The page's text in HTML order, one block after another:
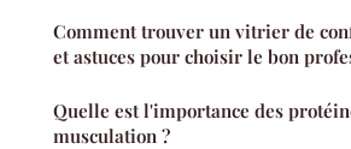
Comment trouver un vitrier de
et astuces pour choisir le bon
Quelle est l'importance des
musculation ?